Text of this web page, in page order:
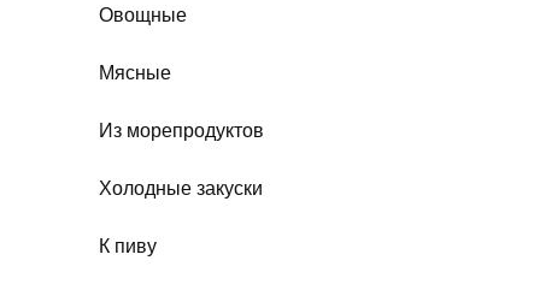
Овощные
Мясные
Из морепродуктов
Холодные закуски
К пиву